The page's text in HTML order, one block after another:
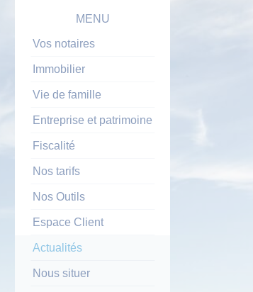
MENU
Vos notaires
Immobilier
Vie de famille
Entreprise et patrimoine
Fiscalité
Nos tarifs
Nos Outils
Espace Client
Actualités
Nous situer